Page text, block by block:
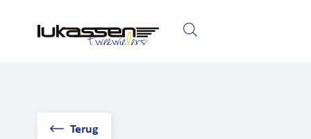
Home Fietsen Elektrische fietsen
Terug